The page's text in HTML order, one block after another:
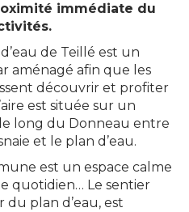
immédiate du
de Teillé est un
aménagé afin que les
découvrir et profiter
est située sur un
long du Donneau entre
et le plan d’eau.
est un espace calme
quotidien… Le sentier
du plan d’eau, est